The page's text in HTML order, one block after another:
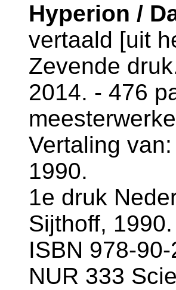
Hyperion /
vertaald [uit
Zevende
2014. - 476
Vertaling
1990.
1e druk
Sijthoff, 1990.
ISBN 978-
NUR 333